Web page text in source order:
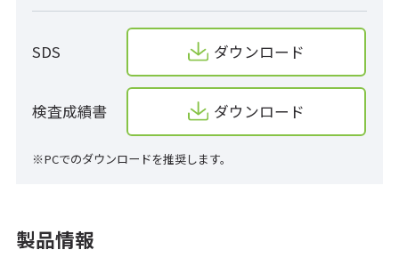
SDS ダウンロード
検査成績書 ダウンロード
※PCでのダウンロードを推奨します。
製品情報